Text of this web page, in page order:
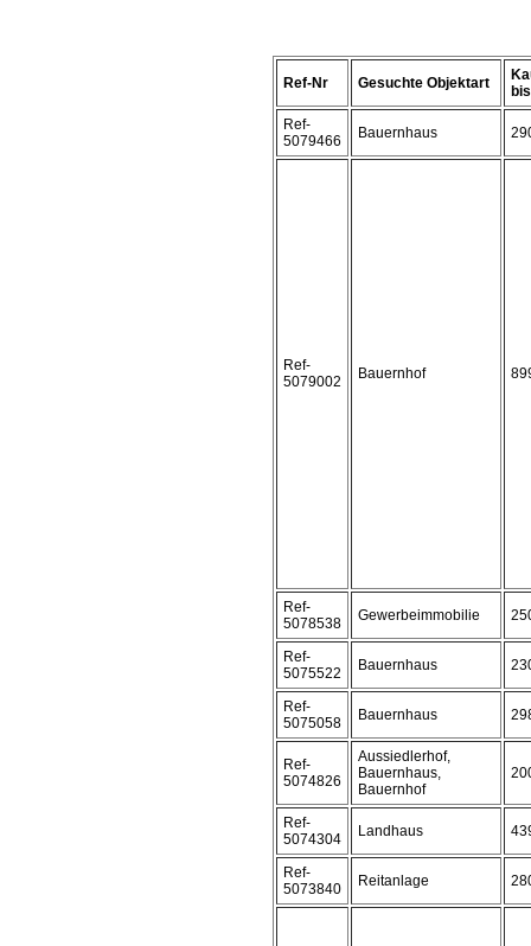
Ref-Nr Gesuchte Objektart
Ref-
5079466
Bauernhaus
Ref-
5079002
Bauernhof
Ref-
5078538
Gewerbeimmobilie
Ref-
5075522
Bauernhaus
Ref-
5075058
Bauernhaus
Ref-
5074826
Aussiedlerhof,
Bauernhaus,
Bauernhof
Ref-
5074304
Landhaus
Ref-
5073840
Reitanlage